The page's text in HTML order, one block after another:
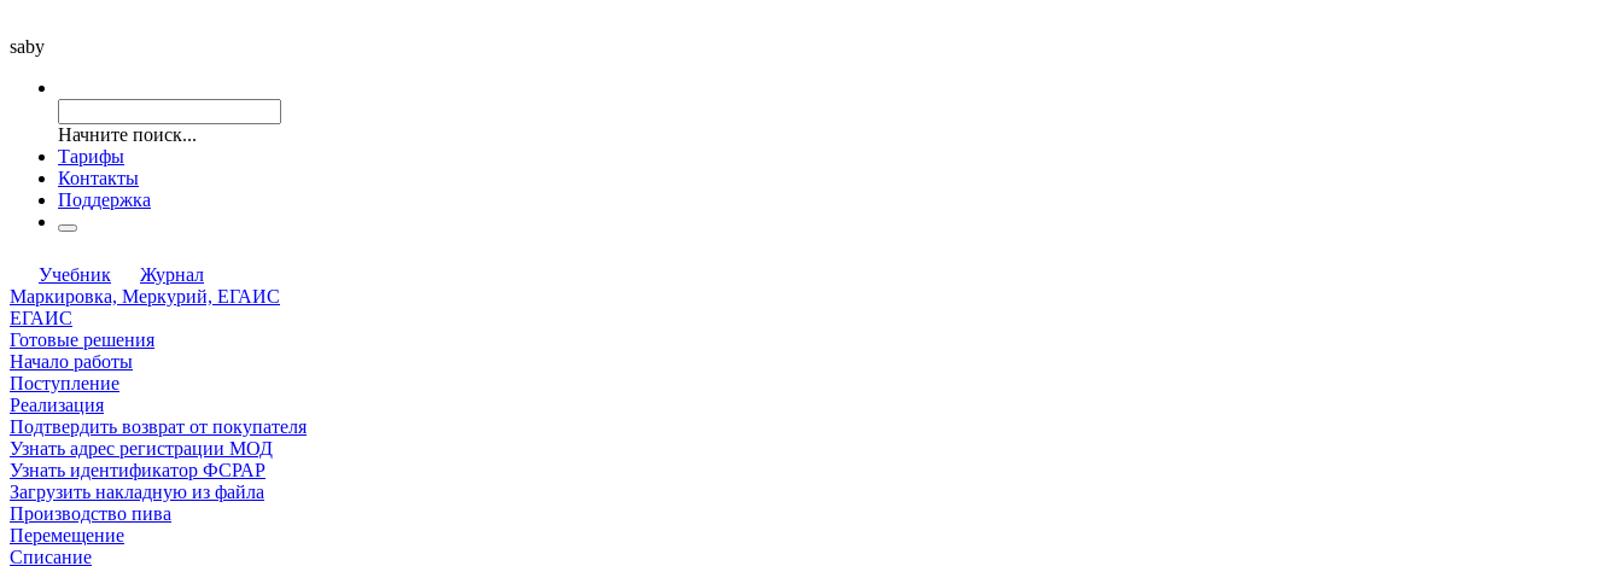
saby
Начните поиск...
Тарифы
Контакты
Поддержка
Учебник
Журнал
Маркировка, Меркурий, ЕГАИС
ЕГАИС
Готовые решения
Начало работы
Поступление
Реализация
Подтвердить возврат от покупателя
Узнать адрес регистрации МОД
Узнать идентификатор ФСРАР
Загрузить накладную из файла
Производство пива
Перемещение
Списание